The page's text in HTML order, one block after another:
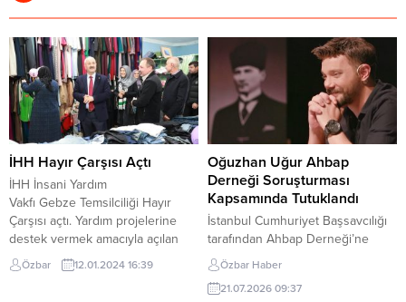
İHH Hayır Çarşısı Açtı
İHH İnsani Yardım
Vakfı Gebze Temsilciliği Hayır
Çarşısı açtı. Yardım projelerine
destek vermek amacıyla açılan
Hayır Çarşısı sürekli açık olacak.
Yardım projelerine katkı sunmak
Özbar 12.01.2024 16:39
Oğuzhan Uğur Ahbap
Derneği Soruşturması
Kapsamında Tutuklandı
İstanbul Cumhuriyet Başsavcılığı
tarafından Ahbap Derneği’ne
yönelik yürütülen soruşturma
kapsamında gözaltına alınan
Babala TV’nin kurucusu Oğuzhan
Özbar Haber
21.07.2026 09:37